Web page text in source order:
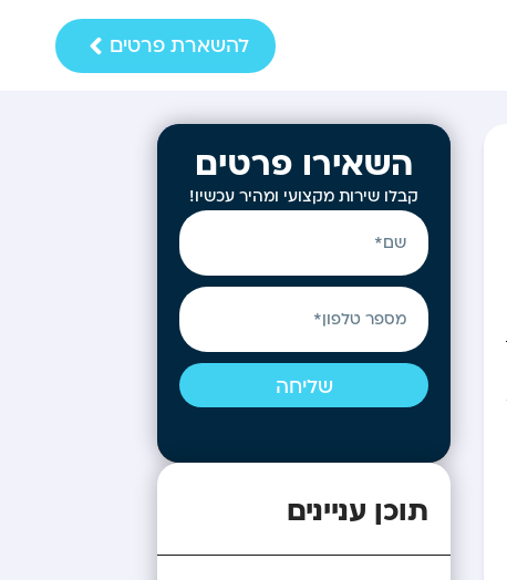
להשארת פרטים
השאירו פרטים
קבלו שירות מקצועי ומהיר עכשיו!
שליחה
תוכן עניינים